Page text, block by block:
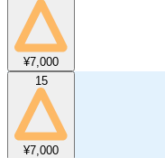
¥7,000
15
¥7,000